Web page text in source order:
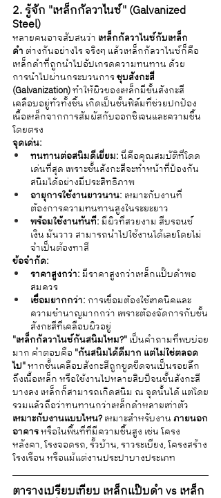
2. รู้จัก "เหล็กกัลวาไนซ์" (Galvanized
Steel)
หลายคนอาจสับสนว่า เหล็กกัลวาไนซ์กับเหล็ก
ดำ ต่างกันอย่างไร จริงๆ แล้วเหล็กกัลวาไนซ์ก็คือ
เหล็กดำที่ถูกนำไปอัปเกรดความทนทาน ด้วย
การนำไปผ่านกระบวนการ ชุบสังกะสี
(Galvanization) ทำให้ผิวของเหล็กมีชั้นสังกะสี
เคลือบอยู่ทั่วทั้งชิ้น เกิดเป็นชั้นฟิล์มที่ช่วยปกป้อง
เนื้อเหล็กจากการสัมผัสกับออกซิเจนและความชื้น
โดยตรง
จุดเด่น:
ทนทานต่อสนิมดีเยี่ยม: นี่คือคุณสมบัติที่โดด
เด่นที่สุด เพราะชั้นสังกะสีจะทำหน้าที่ป้องกัน
สนิมได้อย่างมีประสิทธิภาพ
อายุการใช้งานยาวนาน: เหมาะกับงานที่
ต้องการความทนทานสูงในระยะยาว
พร้อมใช้งานทันที: มีผิวที่สวยงาม สีบรอนซ์
เงิน มันวาว สามารถนำไปใช้งานได้เลยโดยไม่
จำเป็นต้องทาสี
ข้อจำกัด:
ราคาสูงกว่า: มีราคาสูงกว่าเหล็กแป๊บดำพอ
สมควร
เชื่อมยากกว่า: การเชื่อมต้องใช้เทคนิคและ
ความชำนาญมากกว่า เพราะต้องจัดการกับชั้น
สังกะสีที่เคลือบผิวอยู่
"เหล็กกัลวาไนซ์กันสนิมไหม?" เป็นคำถามที่พบบ่อย
มาก คำตอบคือ "กันสนิมได้ดีมาก แต่ไม่ใช่ตลอด
ไป" หากชั้นเคลือบสังกะสีถูกขูดขีดจนเป็นรอยลึก
ถึงเนื้อเหล็ก หรือใช้งานไปหลายสิบปีจนชั้นสังกะสี
บางลง เหล็กก็สามารถเกิดสนิม ณ จุดนั้นได้ แต่โดย
รวมแล้วถือว่าทนทานกว่าเหล็กดำหลายเท่าตัว
เหมาะกับงานแบบไหน? เหมาะสำหรับงาน ภายนอก
อาคาร หรือในพื้นที่ที่มีความชื้นสูง เช่น โครง
หลังคา, โรงจอดรถ, รั้วบ้าน, ราวระเบียง, โครงสร้าง
โรงเรือน หรือแม้แต่งานประปาบางประเภท
ตารางเปรียบเทียบ เหล็กแป๊บดำ vs เหล็ก